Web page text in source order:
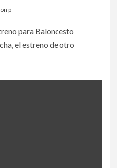
p
para Baloncesto
el estreno de otro